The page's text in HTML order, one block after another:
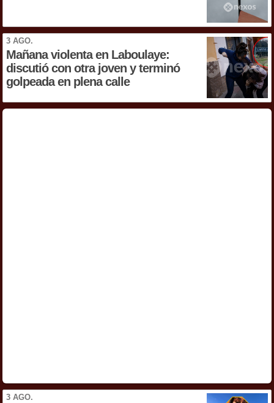
3 AGO.
Mañana violenta en Laboulaye:
discutió con otra joven y terminó
golpeada en plena calle
3 AGO.